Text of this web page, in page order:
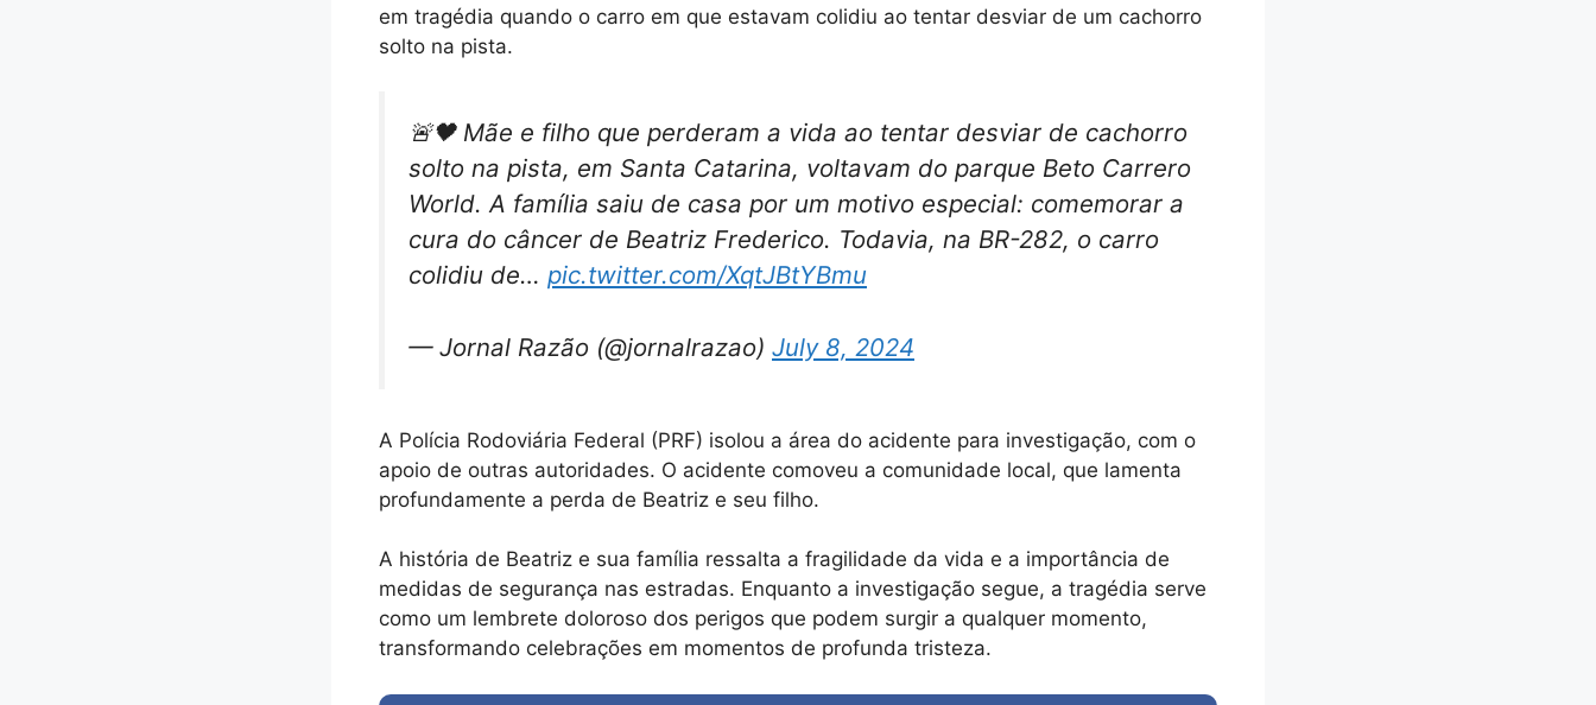
em tragédia quando o carro em que estavam colidiu ao tentar desviar de um cachorro
solto na pista.
🚨🖤 Mãe e filho que perderam a vida ao tentar desviar de cachorro
solto na pista, em Santa Catarina, voltavam do parque Beto Carrero
World. A família saiu de casa por um motivo especial: comemorar a
cura do câncer de Beatriz Frederico. Todavia, na BR-282, o carro
colidiu de… pic.twitter.com/XqtJBtYBmu
— Jornal Razão (@jornalrazao) July 8, 2024
A Polícia Rodoviária Federal (PRF) isolou a área do acidente para investigação, com o
apoio de outras autoridades. O acidente comoveu a comunidade local, que lamenta
profundamente a perda de Beatriz e seu filho.
A história de Beatriz e sua família ressalta a fragilidade da vida e a importância de
medidas de segurança nas estradas. Enquanto a investigação segue, a tragédia serve
como um lembrete doloroso dos perigos que podem surgir a qualquer momento,
transformando celebrações em momentos de profunda tristeza.